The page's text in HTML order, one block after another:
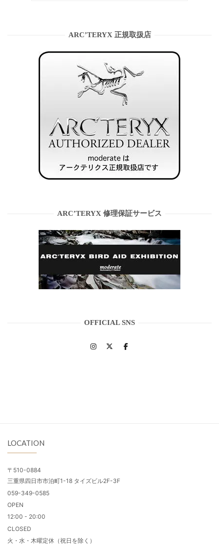
ARC’TERYX 正規取扱店
ARC’TERYX 修理保証サービス
OFFICIAL SNS
LOCATION
〒510-0884
三重県四日市市泊町1-18 タイズビル2F-3F
059-349-0585
OPEN
12:00 - 20:00
CLOSED
火・水・木曜定休（祝日を除く）